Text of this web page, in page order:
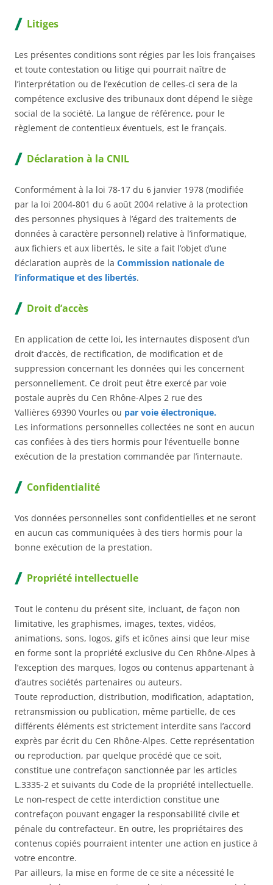
Litiges
Les présentes conditions sont régies par les lois françaises
et toute contestation ou litige qui pourrait naître de
l’interprétation ou de l’exécution de celles-ci sera de la
compétence exclusive des tribunaux dont dépend le siège
social de la société. La langue de référence, pour le
règlement de contentieux éventuels, est le français.
Déclaration à la CNIL
Conformément à la loi 78-17 du 6 janvier 1978 (modifiée
par la loi 2004-801 du 6 août 2004 relative à la protection
des personnes physiques à l’égard des traitements de
données à caractère personnel) relative à l’informatique,
aux fichiers et aux libertés, le site a fait l’objet d’une
déclaration auprès de la Commission nationale de
l’informatique et des libertés.
Droit d’accès
En application de cette loi, les internautes disposent d’un
droit d’accès, de rectification, de modification et de
suppression concernant les données qui les concernent
personnellement. Ce droit peut être exercé par voie
postale auprès du Cen Rhône-Alpes 2 rue des
Vallières 69390 Vourles ou par voie électronique.
Les informations personnelles collectées ne sont en aucun
cas confiées à des tiers hormis pour l’éventuelle bonne
exécution de la prestation commandée par l’internaute.
Confidentialité
Vos données personnelles sont confidentielles et ne seront
en aucun cas communiquées à des tiers hormis pour la
bonne exécution de la prestation.
Propriété intellectuelle
Tout le contenu du présent site, incluant, de façon non
limitative, les graphismes, images, textes, vidéos,
animations, sons, logos, gifs et icônes ainsi que leur mise
en forme sont la propriété exclusive du Cen Rhône-Alpes à
l’exception des marques, logos ou contenus appartenant à
d’autres sociétés partenaires ou auteurs.
Toute reproduction, distribution, modification, adaptation,
retransmission ou publication, même partielle, de ces
différents éléments est strictement interdite sans l’accord
exprès par écrit du Cen Rhône-Alpes. Cette représentation
ou reproduction, par quelque procédé que ce soit,
constitue une contrefaçon sanctionnée par les articles
L.3335-2 et suivants du Code de la propriété intellectuelle.
Le non-respect de cette interdiction constitue une
contrefaçon pouvant engager la responsabilité civile et
pénale du contrefacteur. En outre, les propriétaires des
contenus copiés pourraient intenter une action en justice à
votre encontre.
Par ailleurs, la mise en forme de ce site a nécessité le